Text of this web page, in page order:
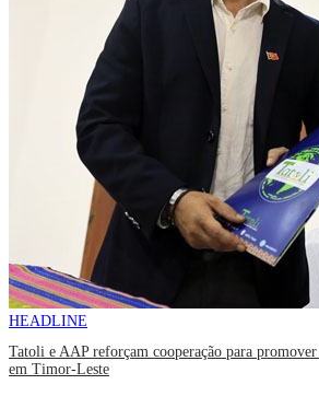
HEADLINE
Tatoli e AAP reforçam cooperação para
em Timor-Leste